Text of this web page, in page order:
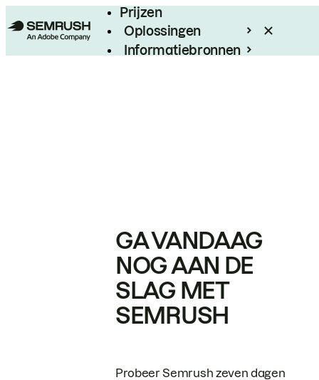
Prijzen
Oplossingen
Informatiebronnen
GA VANDAAG
NOG AAN DE
SLAG MET
SEMRUSH
Probeer Semrush zeven dagen